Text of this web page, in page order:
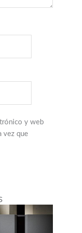
y web
vez que